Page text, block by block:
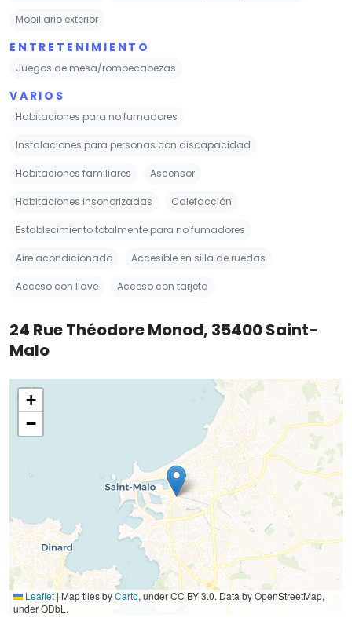
Mobiliario exterior
ENTRETENIMIENTO
Juegos de mesa/rompecabezas
VARIOS
Habitaciones para no fumadores
Instalaciones para personas con discapacidad
Habitaciones familiares Ascensor
Habitaciones insonorizadas Calefacción
Establecimiento totalmente para no fumadores
Aire acondicionado Accesible en silla de ruedas
Acceso con llave Acceso con tarjeta
24 Rue Théodore Monod, 35400 Saint-
Malo
+
−
Leaflet | Map tiles byCarto, under CC BY 3.0. Data by OpenStreetMap,
under ODbL.